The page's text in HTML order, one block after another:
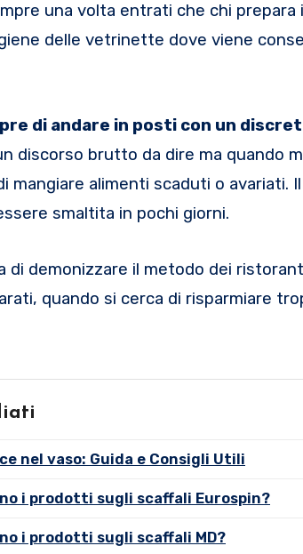
una volta entrati che chi prepara
delle vetrinette dove viene
di andare in posti con un
discorso brutto da dire ma quando
mangiare alimenti scaduti o
smaltita in pochi giorni.
di demonizzare il metodo dei
quando si cerca di risparmiare
nel vaso: Guida e Consigli Utili
i prodotti sugli scaffali Eurospin?
i prodotti sugli scaffali MD?